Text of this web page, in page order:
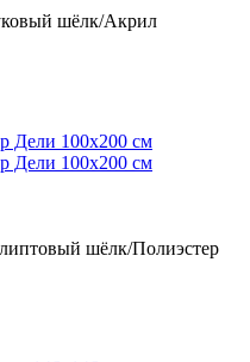
шёлк/Акрил
шёлк/Полиэстер